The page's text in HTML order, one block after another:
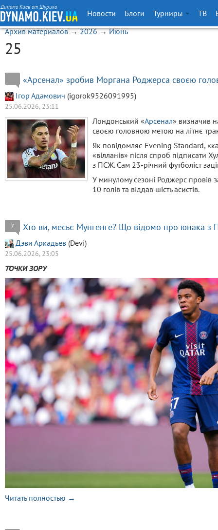
Динамо Киев от Шурика
Новости Блоги Турниры ТВ
Архив материалов→2026→Июнь
25
«Арсенал» зробив Моргана Роджерса своєю
Ігор Адамович (igorok9526091995)
25.06.2026, 23:11
Лондонський «Арсенал» визначив
своєю головною метою на літнє
Як повідомляє Evening Standard,
«вілланів» після спроб підписати
з ПСЖ. Сам 23-річний футболіст
У минулому сезоні Роджерс провів
10 голів та віддав шість асистів.
7 Хто ви, месьє Мунгенге? Що відомо про юнака з
Дэви Аркадьев (Devi)
25.06.2026, 23:05
ТОЧКИ ЗОРУ
Читать полностью →